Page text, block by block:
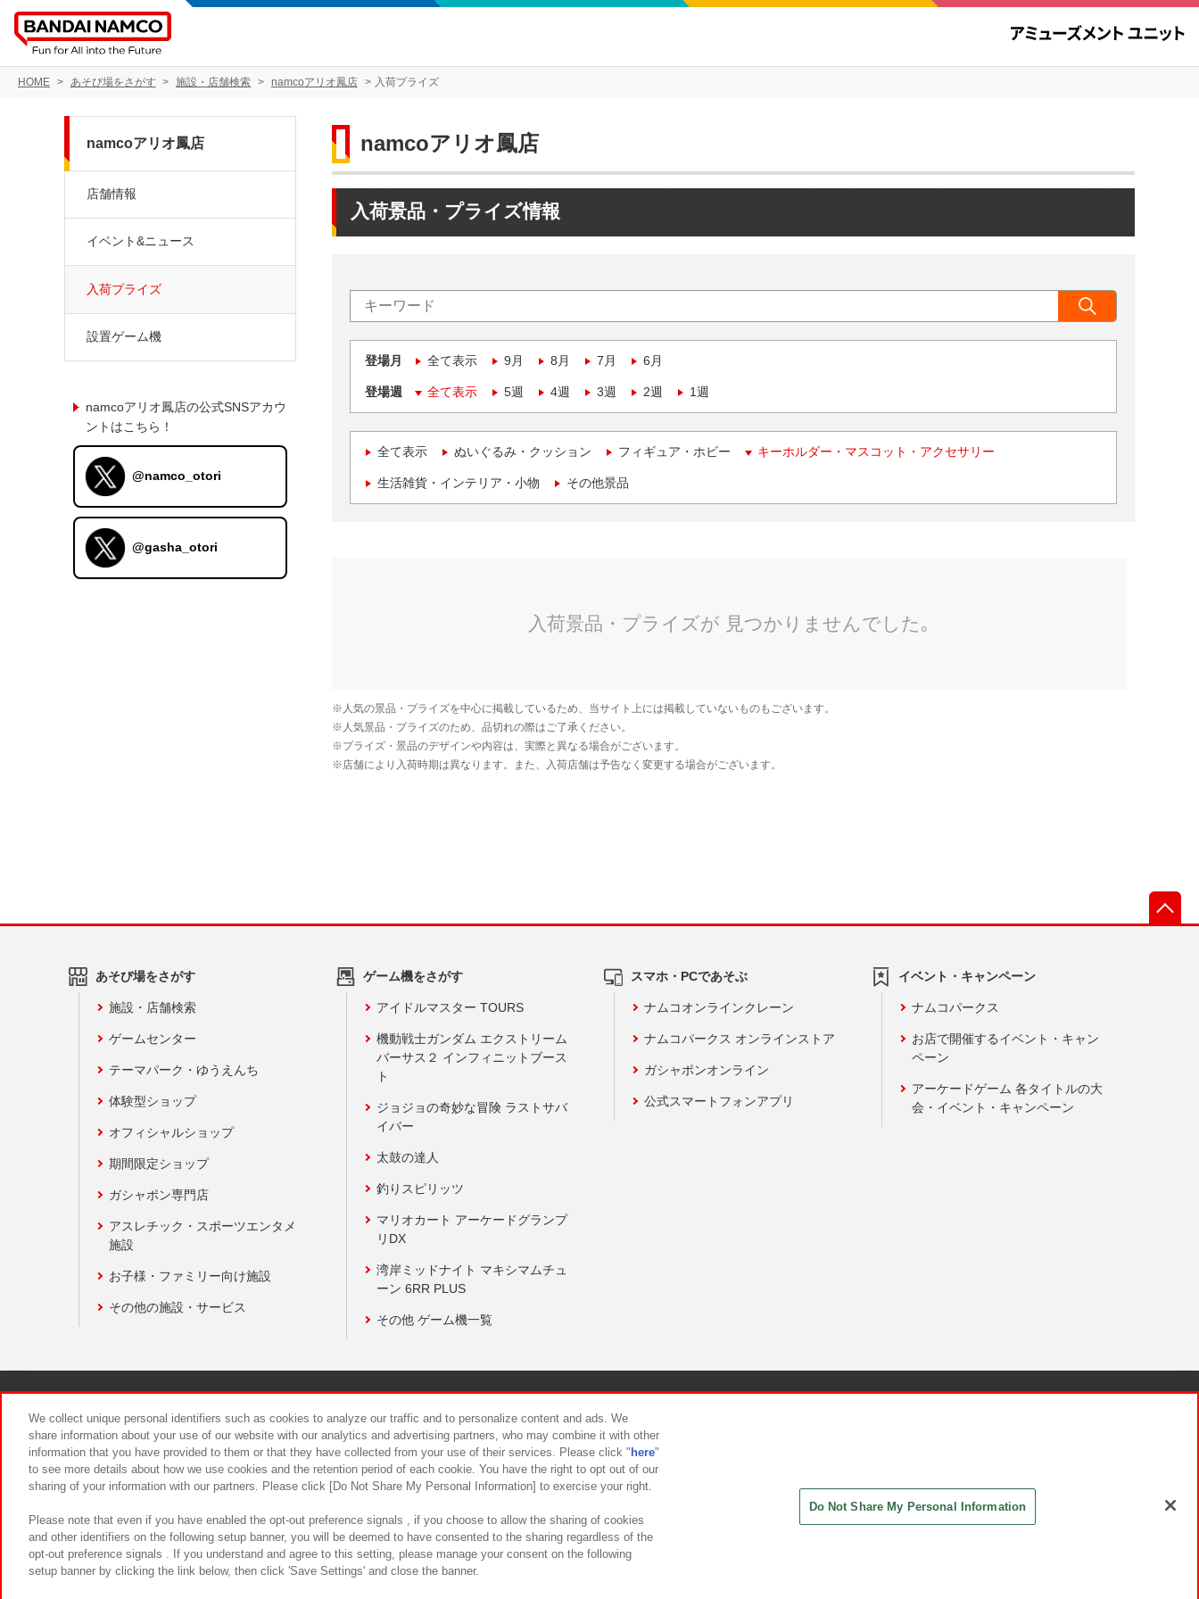
HOME あそび場をさがす 施設・店舗検索 namcoアリオ鳳店 入荷プライズ
namcoアリオ鳳店
入荷景品・プライズ情報
登場月 全て表示 9月 8月 7月 6月
登場週 全て表示 5週 4週 3週 2週 1週
全て表示 ぬいぐるみ・クッション フィギュア・ホビー キーホルダー・マスコット・アクセサリー
生活雑貨・インテリア・小物 その他景品
namcoアリオ鳳店
店舗情報
イベント&ニュース
入荷プライズ
設置ゲーム機
namcoアリオ鳳店の公式SNSアカウ
ントはこちら！
@namco_otori
@gasha_otori
あそび場をさがす
施設・店舗検索
ゲームセンター
テーマパーク・ゆうえんち
体験型ショップ
オフィシャルショップ
期間限定ショップ
ガシャポン専門店
アスレチック・スポーツエンタメ
施設
お子様・ファミリー向け施設
その他の施設・サービス
ゲーム機をさがす
アイドルマスター TOURS
機動戦士ガンダム エクストリーム
バーサス２ インフィニットブース
ト
ジョジョの奇妙な冒険 ラストサバ
イバー
太鼓の達人
釣りスピリッツ
マリオカート アーケードグランプ
リDX
湾岸ミッドナイト マキシマムチュ
ーン 6RR PLUS
その他 ゲーム機一覧
スマホ・PCであそぶ
ナムコオンラインクレーン
ナムコパークス オンラインストア
ガシャポンオンライン
公式スマートフォンアプリ
イベント・キャンペーン
ナムコパークス
お店で開催するイベント・キャン
ペーン
アーケードゲーム 各タイトルの大
会・イベント・キャンペーン
食品のご提供について カスタマーハラスメント対応方針
We collect unique personal identifiers such as cookies to analyze our traffic and to personalize content and ads. We
share information about your use of our website with our analytics and advertising partners, who may combine it with other
information that you have provided to them or that they have collected from your use of their services. Please click " here"
to see more details about how we use cookies and the retention period of each cookie. You have the right to opt out of our
sharing of your information with our partners. Please click [Do Not Share My Personal Information] to exercise your right.
Please note that even if you have enabled the opt-out preference signals , if you choose to allow the sharing of cookies
and other identifiers on the following setup banner, you will be deemed to have consented to the sharing regardless of the
opt-out preference signals . If you understand and agree to this setting, please manage your consent on the following
setup banner by clicking the link below, then click 'Save Settings' and close the banner.
Do Not Share My Personal Information